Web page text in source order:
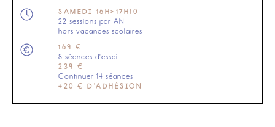
SAMEDI 16H>17H10
22 sessions par AN
hors vacances scolaires
169 €
8 séances d'essai
239 €
Continuer 14 séances
+20 € D'ADHÉSION